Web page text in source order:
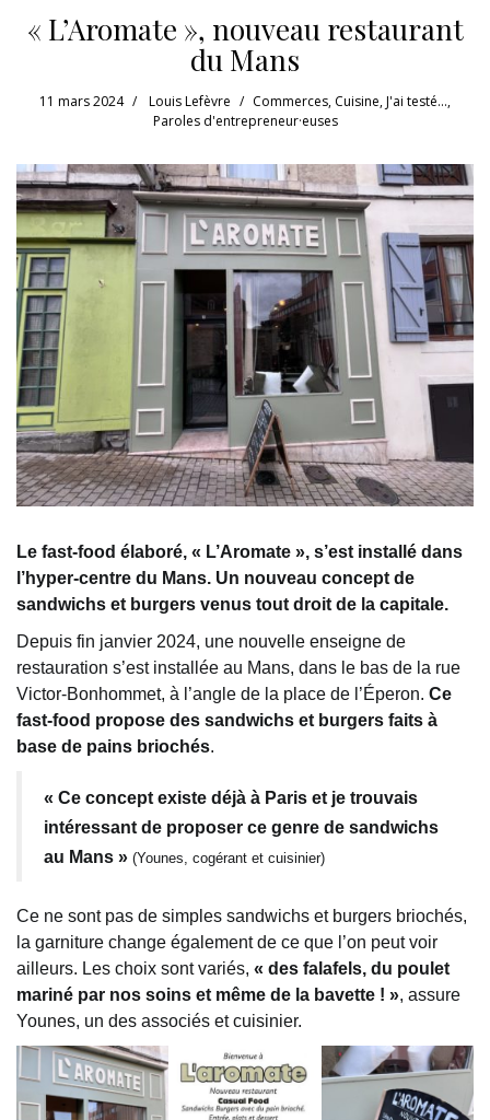
« L’Aromate », nouveau restaurant
du Mans
11 mars 2024 Louis Lefèvre Commerces, Cuisine,J'ai testé...,
Paroles d'entrepreneur·euses
Le fast-food élaboré, « L’Aromate », s’est installé dans
l’hyper-centre du Mans. Un nouveau concept de
sandwichs et burgers venus tout droit de la capitale.
Depuis fin janvier 2024, une nouvelle enseigne de
restauration s’est installée au Mans, dans le bas de la rue
Victor-Bonhommet, à l’angle de la place de l’Éperon. Ce
fast-food propose des sandwichs et burgers faits à
base de pains briochés.
« Ce concept existe déjà à Paris et je trouvais
intéressant de proposer ce genre de sandwichs
au Mans » (Younes, cogérant et cuisinier)
Ce ne sont pas de simples sandwichs et burgers briochés,
la garniture change également de ce que l’on peut voir
ailleurs. Les choix sont variés, « des falafels, du poulet
mariné par nos soins et même de la bavette ! », assure
Younes, un des associés et cuisinier.